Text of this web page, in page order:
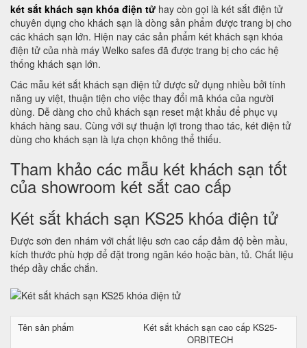
két sắt khách sạn khóa điện tử hay còn gọi là két sắt điện tử
chuyên dụng cho khách sạn là dòng sản phẩm được trang bị cho
các khách sạn lớn. Hiện nay các sản phẩm két khách sạn khóa
điện tử của nhà máy Welko safes đã được trang bị cho các hệ
thống khách sạn lớn.
Các mẫu két sắt khách sạn điện tử được sử dụng nhiều bởi tính
năng uy việt, thuận tiện cho việc thay đổi mã khóa của người
dùng. Dễ dàng cho chủ khách sạn reset mật khẩu để phục vụ
khách hàng sau. Cùng với sự thuận lợi trong thao tác, két điện tử
dùng cho khách sạn là lựa chọn không thể thiếu.
Tham khảo các mẫu két khách sạn tốt
của showroom két sắt cao cấp
Két sắt khách sạn KS25 khóa điện tử
Được sơn đen nhám với chất liệu sơn cao cấp đảm độ bền mầu,
kích thước phù hợp để đặt trong ngăn kéo hoặc bàn, tủ. Chất liệu
thép dầy chắc chắn.
Tên sản phẩm
Két sắt khách sạn cao cấp KS25-
ORBITECH